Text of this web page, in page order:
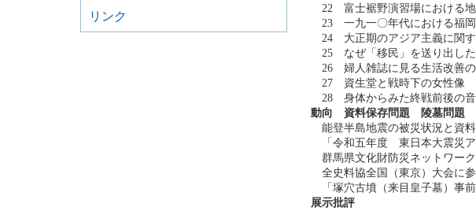
22 富士裾野演習場における
23 一九一〇年代における福
24 大正期のアジア主義に関
25 なぜ「移民」を送り出し
26 婦人雑誌に見る生活改善
27 資生堂と戦時下の女性像
28 身体からみた終戦前後の
動向 資料保存問題 陵墓問題
能登半島地震の被災状況と資
「令和五年度 東日本大震災
群馬県文化財防災ネットワー
全史料協全国（東京）大会に
「塚穴古墳（来目皇子墓）事
展示批評
リンク